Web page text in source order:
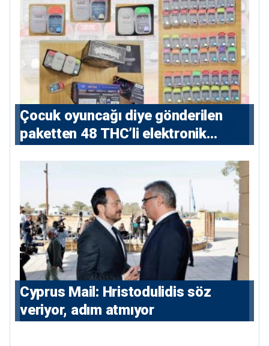
Çocuk oyuncağı diye gönderilen
paketten 48 THC’li elektronik
⁠Cyprus Mail: Hristodulidis söz
veriyor, adım atmıyor